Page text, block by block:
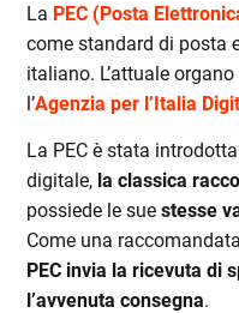
La PEC (Posta
come standard di posta
italiano. L’attuale
l’Agenzia per l’Italia
La PEC è stata
digitale, la classica
possiede le suestesse
Come una
PEC invia la ricevuta di
l’avvenuta consegna.